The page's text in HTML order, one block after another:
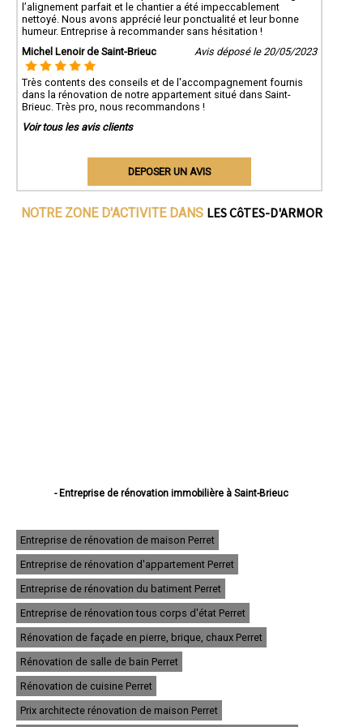
l’alignement parfait et le chantier a été impeccablement
nettoyé. Nous avons apprécié leur ponctualité et leur bonne
humeur. Entreprise à recommander sans hésitation !
Michel Lenoir de Saint-Brieuc
Avis déposé le 20/05/2023
Très contents des conseils et de l'accompagnement fournis
dans la rénovation de notre appartement situé dans Saint-
Brieuc. Très pro, nous recommandons !
Voir tous les avis clients
DEPOSER UN AVIS
NOTRE ZONE D'ACTIVITE DANS LES CôTES-D'ARMOR
- Entreprise de rénovation immobilière à Saint-Brieuc
- Entreprise de rénovation immobilière à Lamballe
- Entreprise de rénovation immobilière à Ploufragan
- Entreprise de rénovation immobilière à Dinan
- Entreprise de rénovation immobilière à Loudéac
- Entreprise de rénovation immobilière à Paimpol
- Entreprise de rénovation immobilière à Trégueux
- Entreprise de rénovation immobilière à Guingamp
- Entreprise de rénovation immobilière à Perros-Guirec
- Entreprise de rénovation immobilière à Langueux
- Entreprise de rénovation immobilière à Plédran
- Entreprise de rénovation immobilière à Pordic
- Entreprise de rénovation immobilière à Ploumagoar
- Entreprise de rénovation immobilière à Yffiniac
Entreprise de rénovation de maison Perret
Entreprise de rénovation d'appartement Perret
Entreprise de rénovation du batiment Perret
Entreprise de rénovation tous corps d'état Perret
Rénovation de façade en pierre, brique, chaux Perret
Rénovation de salle de bain Perret
Rénovation de cuisine Perret
Prix architecte rénovation de maison Perret